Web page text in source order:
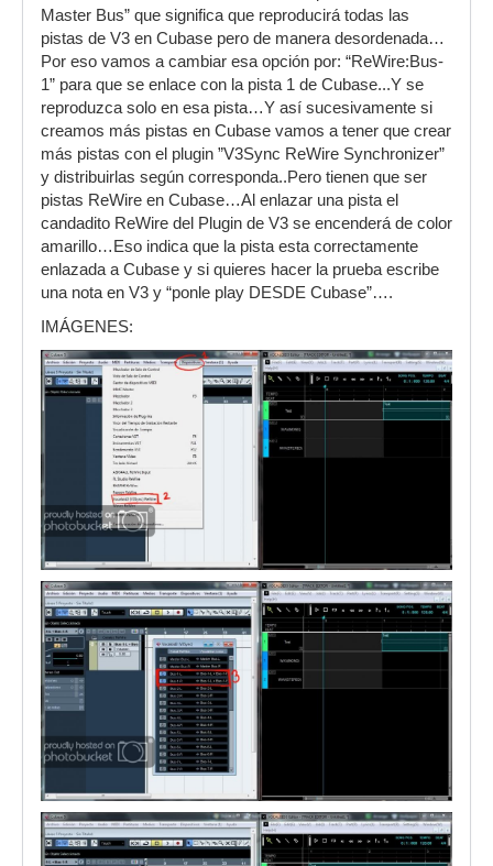
Master Bus” que significa que reproducirá todas las
pistas de V3 en Cubase pero de manera desordenada…
Por eso vamos a cambiar esa opción por: “ReWire:Bus-
1” para que se enlace con la pista 1 de Cubase...Y se
reproduzca solo en esa pista…Y así sucesivamente si
creamos más pistas en Cubase vamos a tener que crear
más pistas con el plugin ”V3Sync ReWire Synchronizer”
y distribuirlas según corresponda..Pero tienen que ser
pistas ReWire en Cubase…Al enlazar una pista el
candadito ReWire del Plugin de V3 se encenderá de color
amarillo…Eso indica que la pista esta correctamente
enlazada a Cubase y si quieres hacer la prueba escribe
una nota en V3 y “ponle play DESDE Cubase”….
IMÁGENES: